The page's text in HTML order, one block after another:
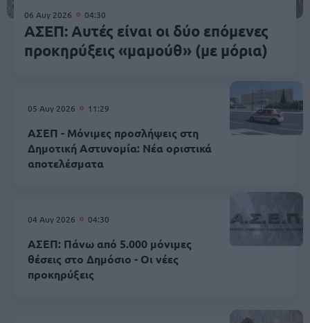
06 Αυγ 2026 04:30
ΑΣΕΠ: Αυτές είναι οι δύο επόμενες
προκηρύξεις «μαμούθ» (με μόρια)
05 Αυγ 2026 11:29
ΑΣΕΠ - Μόνιμες προσλήψεις στη
Δημοτική Αστυνομία: Νέα οριστικά
αποτελέσματα
04 Αυγ 2026 04:30
ΑΣΕΠ: Πάνω από 5.000 μόνιμες
θέσεις στο Δημόσιο - Οι νέες
προκηρύξεις